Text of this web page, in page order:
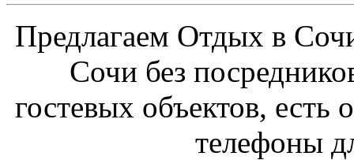
Предлагаем Отдых в
Сочи без
гостевых объектов,
телефоны